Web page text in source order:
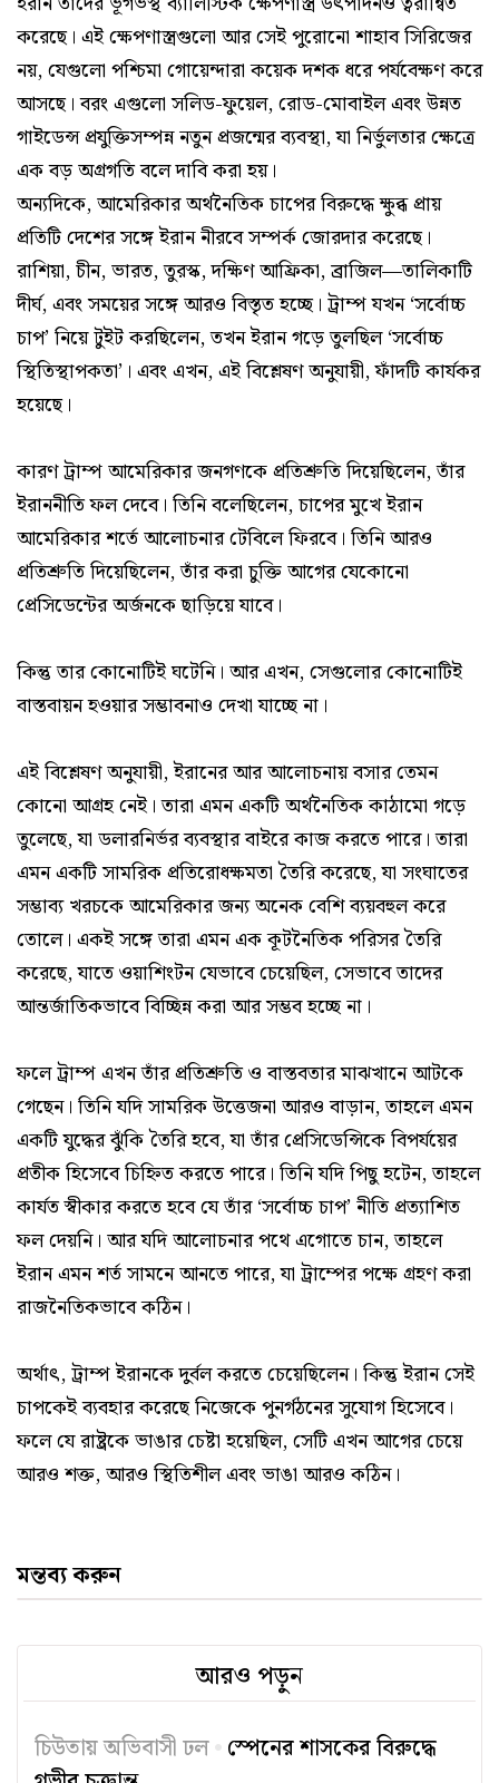
করেছে। এই ক্ষেপণাস্ত্রগুলো আর সেই পুরোনো শাহাব সিরিজের
নয়, যেগুলো পশ্চিমা গোয়েন্দারা কয়েক দশক ধরে পর্যবেক্ষণ করে
আসছে। বরং এগুলো সলিড-ফুয়েল, রোড-মোবাইল এবং উন্নত
গাইডেন্স প্রযুক্তিসম্পন্ন নতুন প্রজন্মের ব্যবস্থা, যা নির্ভুলতার ক্ষেত্রে
এক বড় অগ্রগতি বলে দাবি করা হয়।
অন্যদিকে, আমেরিকার অর্থনৈতিক চাপের বিরুদ্ধে ক্ষুব্ধ প্রায়
প্রতিটি দেশের সঙ্গে ইরান নীরবে সম্পর্ক জোরদার করেছে।
রাশিয়া, চীন, ভারত, তুরস্ক, দক্ষিণ আফ্রিকা, ব্রাজিল—তালিকাটি
দীর্ঘ, এবং সময়ের সঙ্গে আরও বিস্তৃত হচ্ছে। ট্রাম্প যখন ‘সর্বোচ্চ
চাপ’ নিয়ে টুইট করছিলেন, তখন ইরান গড়ে তুলছিল ‘সর্বোচ্চ
স্থিতিস্থাপকতা’। এবং এখন, এই বিশ্লেষণ অনুযায়ী, ফাঁদটি কার্যকর
হয়েছে।
কারণ ট্রাম্প আমেরিকার জনগণকে প্রতিশ্রুতি দিয়েছিলেন, তাঁর
ইরাননীতি ফল দেবে। তিনি বলেছিলেন, চাপের মুখে ইরান
আমেরিকার শর্তে আলোচনার টেবিলে ফিরবে। তিনি আরও
প্রতিশ্রুতি দিয়েছিলেন, তাঁর করা চুক্তি আগের যেকোনো
প্রেসিডেন্টের অর্জনকে ছাড়িয়ে যাবে।
কিন্তু তার কোনোটিই ঘটেনি। আর এখন, সেগুলোর কোনোটিই
বাস্তবায়ন হওয়ার সম্ভাবনাও দেখা যাচ্ছে না।
এই বিশ্লেষণ অনুযায়ী, ইরানের আর আলোচনায় বসার তেমন
কোনো আগ্রহ নেই। তারা এমন একটি অর্থনৈতিক কাঠামো গড়ে
তুলেছে, যা ডলারনির্ভর ব্যবস্থার বাইরে কাজ করতে পারে। তারা
এমন একটি সামরিক প্রতিরোধক্ষমতা তৈরি করেছে, যা সংঘাতের
সম্ভাব্য খরচকে আমেরিকার জন্য অনেক বেশি ব্যয়বহুল করে
তোলে। একই সঙ্গে তারা এমন এক কূটনৈতিক পরিসর তৈরি
করেছে, যাতে ওয়াশিংটন যেভাবে চেয়েছিল, সেভাবে তাদের
আন্তর্জাতিকভাবে বিচ্ছিন্ন করা আর সম্ভব হচ্ছে না।
ফলে ট্রাম্প এখন তাঁর প্রতিশ্রুতি ও বাস্তবতার মাঝখানে আটকে
গেছেন। তিনি যদি সামরিক উত্তেজনা আরও বাড়ান, তাহলে এমন
একটি যুদ্ধের ঝুঁকি তৈরি হবে, যা তাঁর প্রেসিডেন্সিকে বিপর্যয়ের
প্রতীক হিসেবে চিহ্নিত করতে পারে। তিনি যদি পিছু হটেন, তাহলে
কার্যত স্বীকার করতে হবে যে তাঁর ‘সর্বোচ্চ চাপ’ নীতি প্রত্যাশিত
ফল দেয়নি। আর যদি আলোচনার পথে এগোতে চান, তাহলে
ইরান এমন শর্ত সামনে আনতে পারে, যা ট্রাম্পের পক্ষে গ্রহণ করা
রাজনৈতিকভাবে কঠিন।
অর্থাৎ, ট্রাম্প ইরানকে দুর্বল করতে চেয়েছিলেন। কিন্তু ইরান সেই
চাপকেই ব্যবহার করেছে নিজেকে পুনর্গঠনের সুযোগ হিসেবে।
ফলে যে রাষ্ট্রকে ভাঙার চেষ্টা হয়েছিল, সেটি এখন আগের চেয়ে
আরও শক্ত, আরও স্থিতিশীল এবং ভাঙা আরও কঠিন।
মন্তব্য করুন
আরও পড়ুন
চিউতায় অভিবাসী ঢল স্পেনের শাসকের বিরুদ্ধে